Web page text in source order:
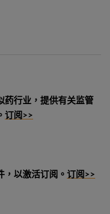
药行业，提供有关监管
订阅>>
，以激活订阅。 订阅>>